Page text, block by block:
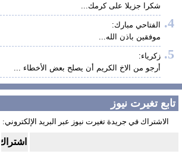
شكرا جزيلا على كرمك...
الفتاحي مبارك:
موفقين باذن الله...
زكرياء:
أرجو من الاخ الكريم أن يصلح بعض الأخطاء ...
تابع تغيرت نيوز
الاشتراك في جريدة تغيرت نيوز عبر البريد الإلكتروني: